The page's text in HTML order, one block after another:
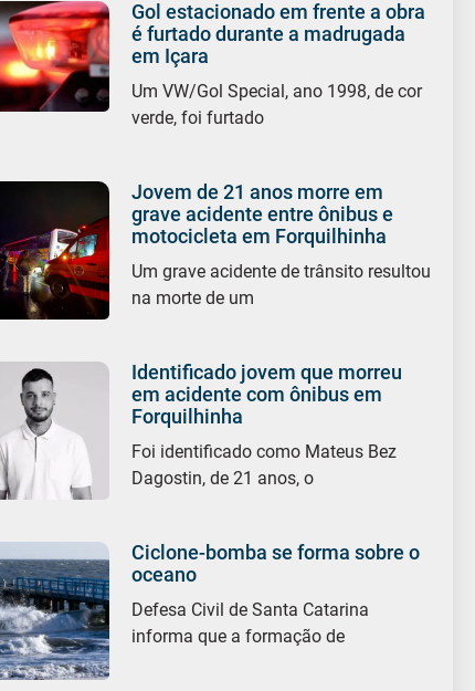
Gol estacionado em frente a obra
é furtado durante a madrugada
em Içara
Um VW/Gol Special, ano 1998, de cor
verde, foi furtado
Jovem de 21 anos morre em
grave acidente entre ônibus e
motocicleta em Forquilhinha
Um grave acidente de trânsito resultou
na morte de um
Identificado jovem que morreu
em acidente com ônibus em
Forquilhinha
Foi identificado como Mateus Bez
Dagostin, de 21 anos, o
Ciclone-bomba se forma sobre o
oceano
Defesa Civil de Santa Catarina
informa que a formação de